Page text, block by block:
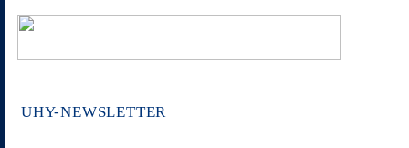
UHY-NEWSLETTER